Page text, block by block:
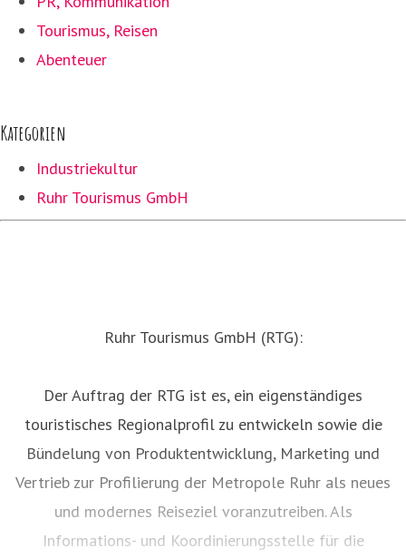
Tourismus, Reisen
Abenteuer
Kategorien
Industriekultur
Ruhr Tourismus GmbH
Ruhr Tourismus GmbH (RTG):
Der Auftrag der RTG ist es, ein eigenständiges
touristisches Regionalprofil zu entwickeln sowie die
Bündelung von Produktentwicklung, Marketing und
Vertrieb zur Profilierung der Metropole Ruhr als neues
und modernes Reiseziel voranzutreiben. Als
Informations- und Koordinierungsstelle für die